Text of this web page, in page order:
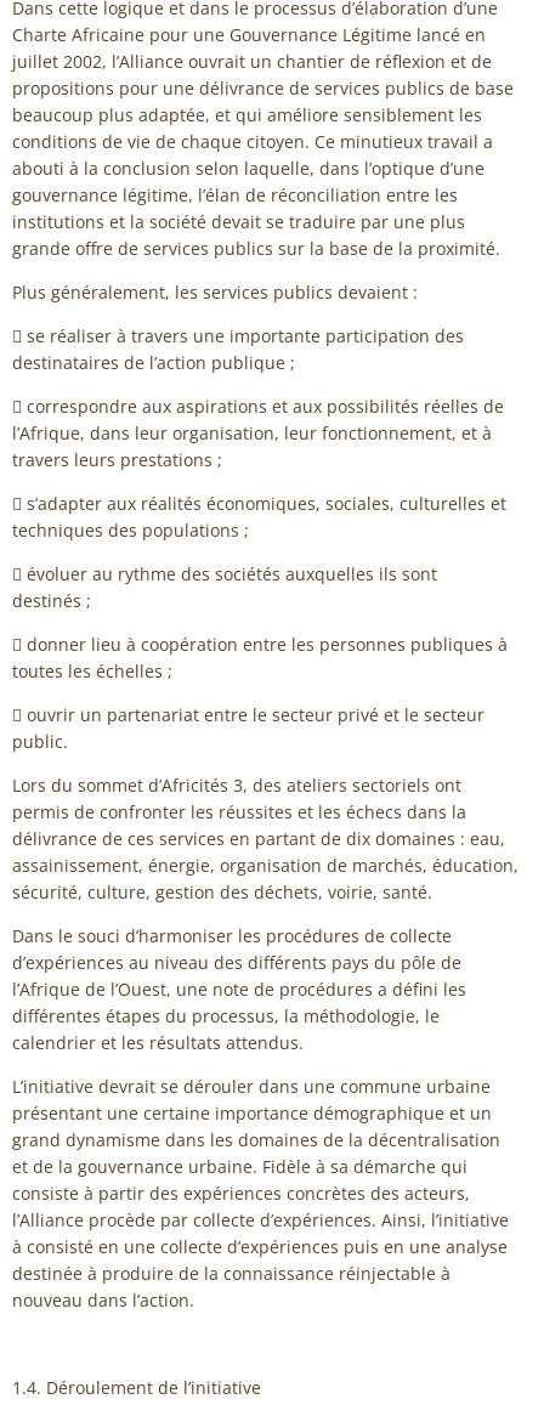
Dans cette logique et dans le processus d’élaboration d’une
Charte Africaine pour une Gouvernance Légitime lancé en
juillet 2002, l’Alliance ouvrait un chantier de réflexion et de
propositions pour une délivrance de services publics de base
beaucoup plus adaptée, et qui améliore sensiblement les
conditions de vie de chaque citoyen. Ce minutieux travail a
abouti à la conclusion selon laquelle, dans l’optique d’une
gouvernance légitime, l’élan de réconciliation entre les
institutions et la société devait se traduire par une plus
grande offre de services publics sur la base de la proximité.
Plus généralement, les services publics devaient :
 se réaliser à travers une importante participation des
destinataires de l’action publique ;
 correspondre aux aspirations et aux possibilités réelles de
l’Afrique, dans leur organisation, leur fonctionnement, et à
travers leurs prestations ;
 s’adapter aux réalités économiques, sociales, culturelles et
techniques des populations ;
 évoluer au rythme des sociétés auxquelles ils sont
destinés ;
 donner lieu à coopération entre les personnes publiques à
toutes les échelles ;
 ouvrir un partenariat entre le secteur privé et le secteur
public.
Lors du sommet d’Africités 3, des ateliers sectoriels ont
permis de confronter les réussites et les échecs dans la
délivrance de ces services en partant de dix domaines : eau,
assainissement, énergie, organisation de marchés, éducation,
sécurité, culture, gestion des déchets, voirie, santé.
Dans le souci d’harmoniser les procédures de collecte
d’expériences au niveau des différents pays du pôle de
l’Afrique de l’Ouest, une note de procédures a défini les
différentes étapes du processus, la méthodologie, le
calendrier et les résultats attendus.
L’initiative devrait se dérouler dans une commune urbaine
présentant une certaine importance démographique et un
grand dynamisme dans les domaines de la décentralisation
et de la gouvernance urbaine. Fidèle à sa démarche qui
consiste à partir des expériences concrètes des acteurs,
l’Alliance procède par collecte d’expériences. Ainsi, l’initiative
à consisté en une collecte d’expériences puis en une analyse
destinée à produire de la connaissance réinjectable à
nouveau dans l’action.
1.4. Déroulement de l’initiative